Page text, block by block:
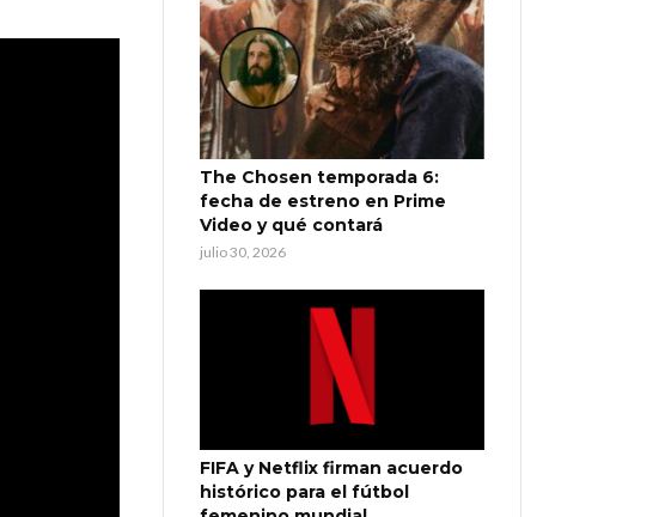
The Chosen temporada 6:
fecha de estreno en Prime
Video y qué contará
julio 30, 2026
FIFA y Netflix firman acuerdo
histórico para el fútbol